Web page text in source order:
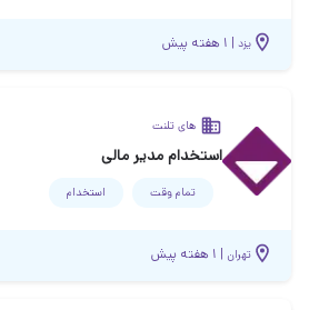
یزد | ۱ هفته پیش
های تلنت
استخدام مدیر مالی
تمام وقت استخدام
تهران | ۱ هفته پیش